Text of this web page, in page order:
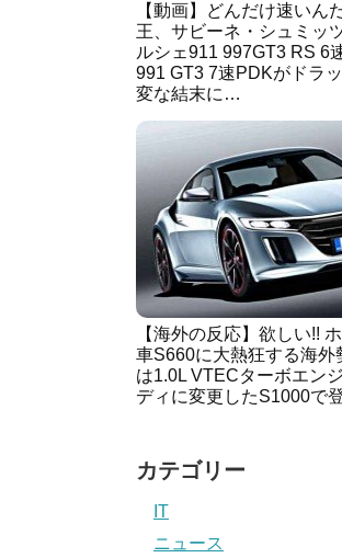
【動画】どんだけ速いん
王、サビーネ・シュミッ
ルシェ911 997GT3 RS 6
991 GT3 7速PDKがドラ
変な結末に…
【海外の反応】欲しい!!
車S660に大熱狂する海外
は1.0L VTECターボエン
ディに変更したS1000で
カテゴリー
IT
ニュース